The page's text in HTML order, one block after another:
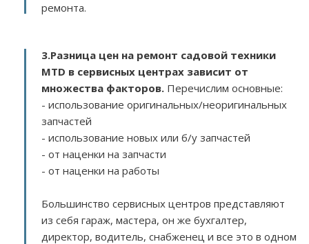
ремонта.
3.Разница цен на ремонт садовой техники
MTD в сервисных центрах зависит от
множества факторов. Перечислим основные:
- использование оригинальных/неоригинальных
запчастей
- использование новых или б/у запчастей
- от наценки на запчасти
- от наценки на работы
Большинство сервисных центров представляют
из себя гараж, мастера, он же бухгалтер,
директор, водитель, снабженец и все это в одном